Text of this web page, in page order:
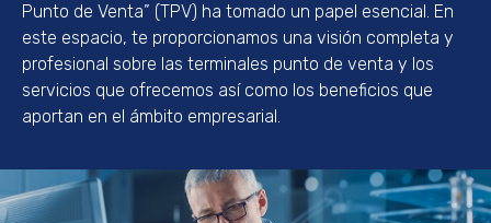
Venta, renta y reparación
Recuperación de pagarés
Empleos
Punto de Venta” (TPV) ha tomado un papel esencial. En
este espacio, te proporcionamos una visión completa y
profesional sobre las terminales punto de venta y los
servicios que ofrecemos así como los beneficios que
aportan en el ámbito empresarial.